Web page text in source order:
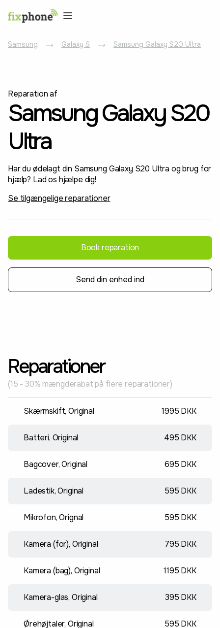
Samsung Galaxy S Samsung Galaxy S20 Ultra
Reparation af
Samsung Galaxy S20
Ultra
Har du ødelagt din Samsung Galaxy S20 Ultra og brug for
hjælp? Lad os hjælpe dig!
Se tilgængelige reparationer
Book reparation
Send din enhed ind
Reparationer
(15 - 30% mængderabat på flere reparationer)
Skærmskift, Original 1995 DKK
Batteri, Original 495 DKK
Bagcover, Original 695 DKK
Ladestik, Original 595 DKK
Mikrofon, Orignal 595 DKK
Kamera (for), Original 795 DKK
Kamera (bag), Original 1195 DKK
Kamera-glas, Original 395 DKK
Ørehøjtaler, Original 595 DKK